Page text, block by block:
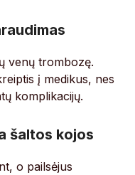
venų trombozę.
į medikus, nes
komplikacijų.
šaltos kojos
o pailsėjus